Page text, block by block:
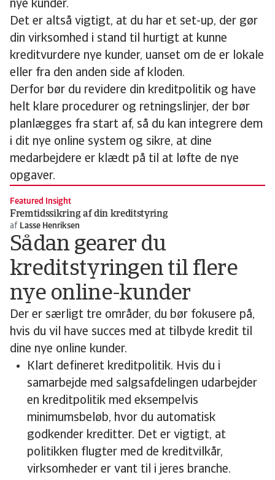
nye kunder.
Det er altså vigtigt, at du har et set-up, der gør
din virksomhed i stand til hurtigt at kunne
kreditvurdere nye kunder, uanset om de er lokale
eller fra den anden side af kloden.
Derfor bør du revidere din kreditpolitik og have
helt klare procedurer og retningslinjer, der bør
planlægges fra start af, så du kan integrere dem
i dit nye online system og sikre, at dine
medarbejdere er klædt på til at løfte de nye
opgaver.
Featured Insight
Fremtidssikring af din kreditstyring
af Lasse Henriksen
Sådan gearer du
kreditstyringen til flere
nye online-kunder
Der er særligt tre områder, du bør fokusere på,
hvis du vil have succes med at tilbyde kredit til
dine nye online kunder.
Klart defineret kreditpolitik. Hvis du i
samarbejde med salgsafdelingen udarbejder
en kreditpolitik med eksempelvis
minimumsbeløb, hvor du automatisk
godkender kreditter. Det er vigtigt, at
politikken flugter med de kreditvilkår,
virksomheder er vant til i jeres branche.